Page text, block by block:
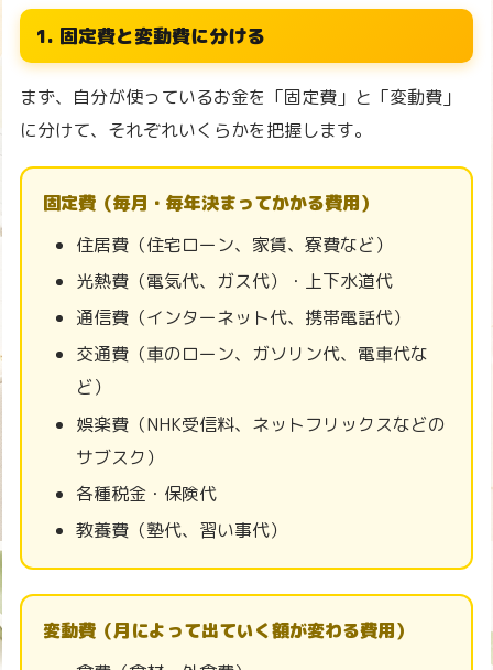
1. 固定費と変動費に分ける
まず、自分が使っているお金を「固定費」と「変動費」
に分けて、それぞれいくらかを把握します。
固定費（毎月・毎年決まってかかる費用）
住居費（住宅ローン、家賃、寮費など）
光熱費（電気代、ガス代）・上下水道代
通信費（インターネット代、携帯電話代）
交通費（車のローン、ガソリン代、電車代な
ど）
娯楽費（NHK受信料、ネットフリックスなどの
サブスク）
各種税金・保険代
教養費（塾代、習い事代）
変動費（月によって出ていく額が変わる費用）